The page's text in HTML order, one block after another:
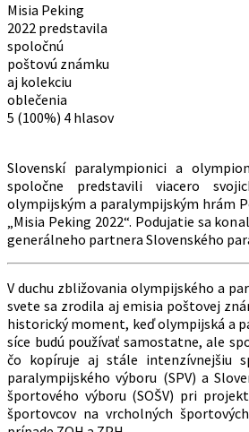
Misia Peking
2022 predstavila
spoločnú
poštovú známku
aj kolekciu
oblečenia
5 (100%) 4 hlasov
Slovenskí paralympionici a
spoločne predstavili viacero
olympijským a paralympijským hrám
„Misia Peking 2022“. Podujatie sa
generálneho partnera Slovenského
V duchu zbližovania olympijského a
svete sa zrodila aj emisia poštovej
historický moment, keď olympijská a
síce budú používať samostatne, ale
čo kopíruje aj stále intenzívnejšiu
paralympijského výboru (SPV) a
športového výboru (SOŠV) pri
športovcov na vrcholných